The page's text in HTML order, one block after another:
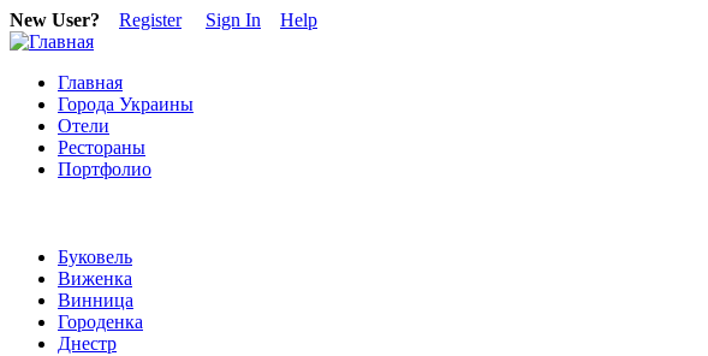
New User? Register Sign In Help
Главная
Города Украины
Отели
Рестораны
Портфолио
Буковель
Виженка
Винница
Городенка
Днестр